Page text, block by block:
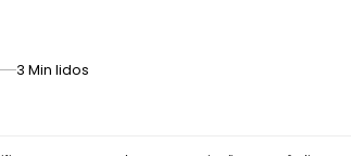
3 Min lidos